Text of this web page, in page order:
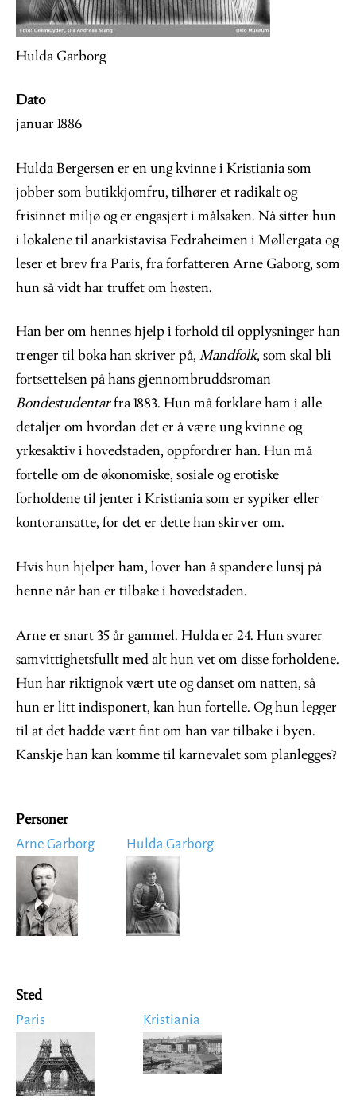
Hulda Garborg
Dato
januar 1886
Hulda Bergersen er en ung kvinne i Kristiania som
jobber som butikkjomfru, tilhører et radikalt og
frisinnet miljø og er engasjert i målsaken. Nå sitter hun
i lokalene til anarkistavisa Fedraheimen i Møllergata og
leser et brev fra Paris, fra forfatteren Arne Gaborg, som
hun så vidt har truffet om høsten.
Han ber om hennes hjelp i forhold til opplysninger han
trenger til boka han skriver på, Mandfolk, som skal bli
fortsettelsen på hans gjennombruddsroman
Bondestudentarfra 1883. Hun må forklare ham i alle
detaljer om hvordan det er å være ung kvinne og
yrkesaktiv i hovedstaden, oppfordrer han. Hun må
fortelle om de økonomiske, sosiale og erotiske
forholdene til jenter i Kristiania som er sypiker eller
kontoransatte, for det er dette han skirver om.
Hvis hun hjelper ham, lover han å spandere lunsj på
henne når han er tilbake i hovedstaden.
Arne er snart 35 år gammel. Hulda er 24. Hun svarer
samvittighetsfullt med alt hun vet om disse forholdene.
Hun har riktignok vært ute og danset om natten, så
hun er litt indisponert, kan hun fortelle. Og hun legger
til at det hadde vært fint om han var tilbake i byen.
Kanskje han kan komme til karnevalet som planlegges?
Personer
Arne Garborg
Image
Hulda Garborg
Image
Sted
Paris
Image
Kristiania
Image